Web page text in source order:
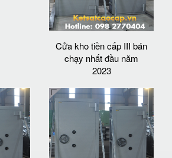
Cửa kho tiền cấp III bán
chạy nhất đầu năm
2023